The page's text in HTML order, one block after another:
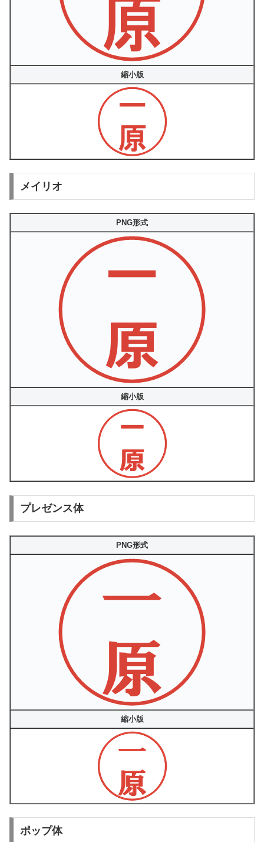
縮小版
メイリオ
PNG形式
縮小版
プレゼンス体
PNG形式
縮小版
ポップ体